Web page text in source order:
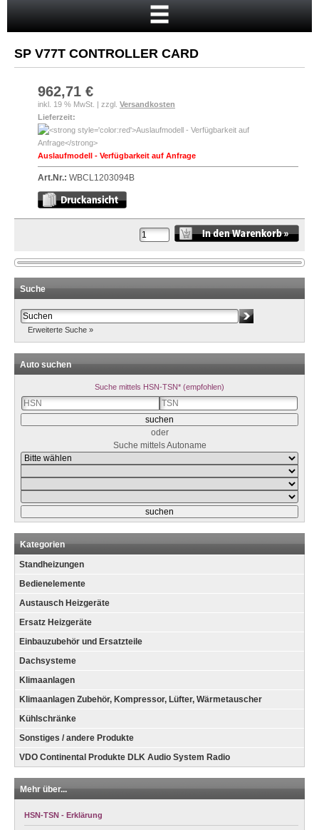
Neukunde?
Kasse
Anmelden
SP V77T CONTROLLER CARD
962,71 €
inkl. 19 % MwSt. | zzgl. Versandkosten
Lieferzeit:
Auslaufmodell - Verfügbarkeit auf Anfrage
Art.Nr.: WBCL1203094B
Suche
Erweiterte Suche »
Auto suchen
Suche mittels HSN-TSN* (empfohlen)
oder
Suche mittels Autoname
Kategorien
Standheizungen
Bedienelemente
Austausch Heizgeräte
Ersatz Heizgeräte
Einbauzubehör und Ersatzteile
Dachsysteme
Klimaanlagen
Klimaanlagen Zubehör, Kompressor, Lüfter, Wärmetauscher
Kühlschränke
Sonstiges / andere Produkte
VDO Continental Produkte DLK Audio System Radio
Mehr über...
HSN-TSN - Erklärung